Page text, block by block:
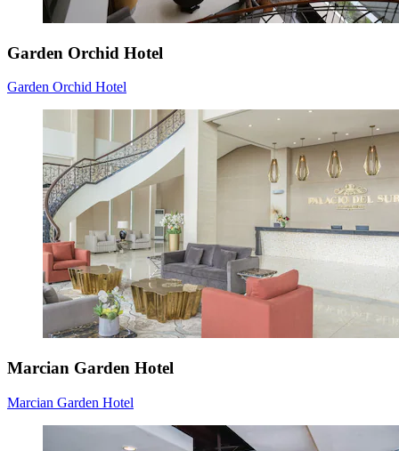
Garden Orchid Hotel
Garden Orchid Hotel
Marcian Garden Hotel
Marcian Garden Hotel